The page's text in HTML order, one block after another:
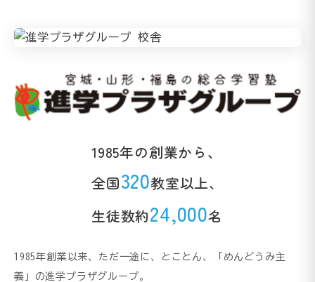
1985年の創業から、
全国320教室以上、
生徒数約24,000名
1985年創業以来、ただ一途に、とことん、「めんどうみ主
義」の進学プラザグループ。